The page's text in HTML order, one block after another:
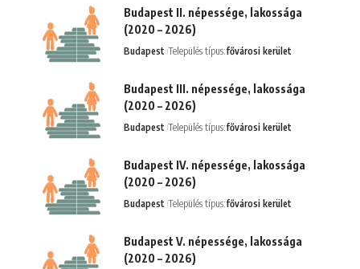
Budapest II. népessége, lakossága
(2020 – 2026)
Budapest Település típus:fővárosi kerület
Budapest III. népessége, lakossága
(2020 – 2026)
Budapest Település típus:fővárosi kerület
Budapest IV. népessége, lakossága
(2020 – 2026)
Budapest Település típus:fővárosi kerület
Budapest V. népessége, lakossága
(2020 – 2026)